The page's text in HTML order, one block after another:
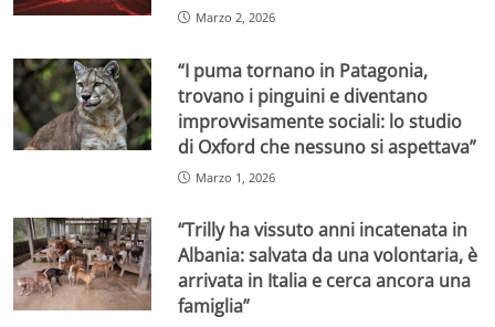
Marzo 2, 2026
“I puma tornano in Patagonia,
trovano i pinguini e diventano
improvvisamente sociali: lo studio
di Oxford che nessuno si aspettava”
Marzo 1, 2026
“Trilly ha vissuto anni incatenata in
Albania: salvata da una volontaria, è
arrivata in Italia e cerca ancora una
famiglia”